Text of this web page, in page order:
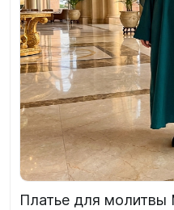
Платье для молитвы